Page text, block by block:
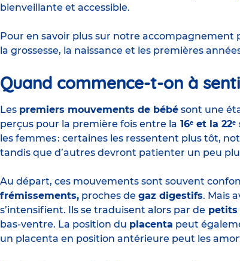
bienveillante et accessible.
Pour en savoir plus sur notre accompagnement
la grossesse, la naissance et les premières
Quand commence-t-on à
Les premiers mouvements de bébé sont une
perçus pour la première fois entre la 16ᵉ et la
les femmes : certaines les ressentent plus tôt,
tandis que d’autres devront patienter un peu
Au départ, ces mouvements sont souvent
frémissements, proches de gaz digestifs. Mais
s’intensifient. Ils se traduisent alors par de petits
bas-ventre. La position du placenta peut
un placenta en position antérieure peut les